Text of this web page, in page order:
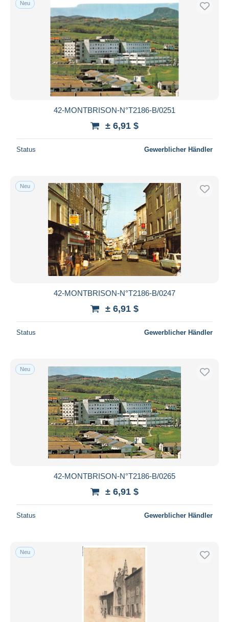
Kostenloser Versand
Zahlungsmethoden
PayPal
Banküberweisung
Visa
Mastercard
Bancontact
iDeal
Übernehmen
Neu
42-MONTBRISON-N°T2186-B/0251
± 6,91 $
Status Gewerblicher Händler
Neu
42-MONTBRISON-N°T2186-B/0247
± 6,91 $
Status Gewerblicher Händler
Neu
42-MONTBRISON-N°T2186-B/0265
± 6,91 $
Status Gewerblicher Händler
Neu